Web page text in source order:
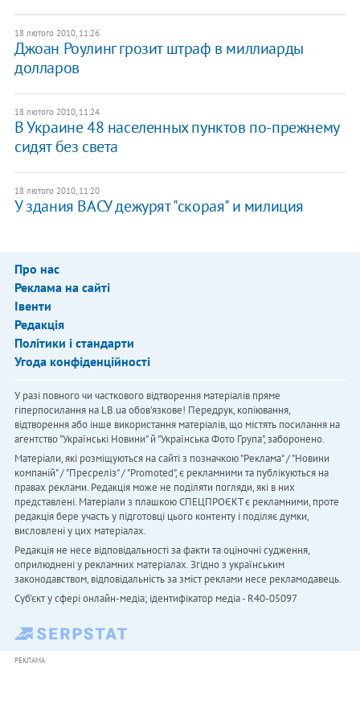
18 лютого 2010, 11:26
Джоан Роулинг грозит штраф в миллиарды
долларов
18 лютого 2010, 11:24
В Украине 48 населенных пунктов по-прежнему
сидят без света
18 лютого 2010, 11:20
У здания ВАСУ дежурят "скорая" и милиция
Про нас
Реклама на сайті
Івенти
Редакція
Політики і стандарти
Угода конфіденційності
У разі повного чи часткового відтворення матеріалів пряме
гіперпосилання на LB.ua обов'язкове! Передрук, копіювання,
відтворення або інше використання матеріалів, що містять посилання на
агентство "Українськi Новини" й "Українська Фото Група", заборонено.
Матеріали, які розміщуються на сайті з позначкою "Реклама" / "Новини
компаній" / "Пресреліз" / "Promoted", є рекламними та публікуються на
правах реклами. Редакція може не поділяти погляди, які в них
представлені. Матеріали з плашкою СПЕЦПРОЄКТ є рекламними, проте
редакція бере участь у підготовці цього контенту і поділяє думки,
висловлені у цих матеріалах.
Редакція не несе відповідальності за факти та оціночні судження,
оприлюднені у рекламних матеріалах. Згідно з українським
законодавством, відповідальність за зміст реклами несе рекламодавець.
Cуб'єкт у сфері онлайн-медіа; ідентифікатор медіа - R40-05097
РЕКЛАМА